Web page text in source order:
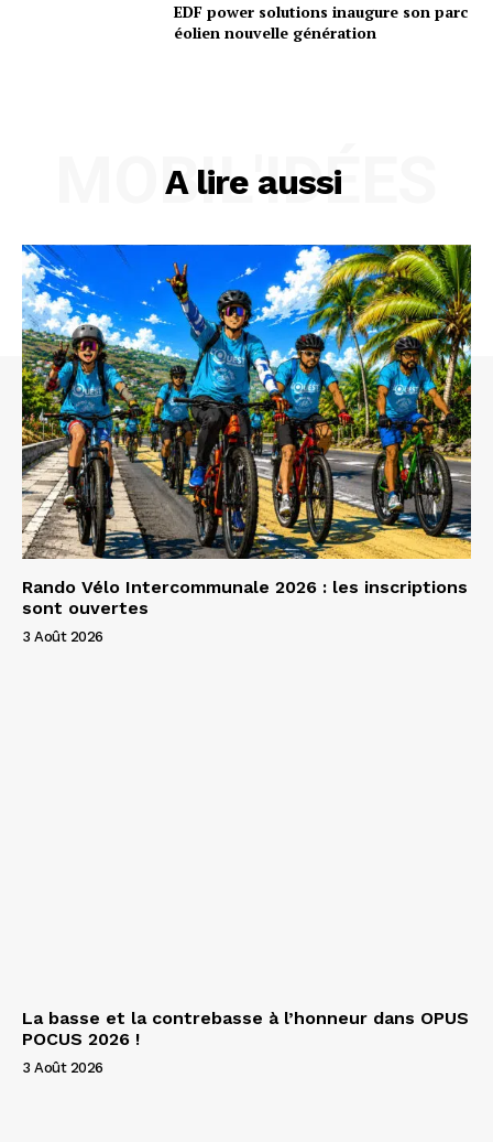
EDF power solutions inaugure son parc
éolien nouvelle génération
A lire aussi
MOBIL'IDÉES
Rando Vélo Intercommunale 2026 : les inscriptions
sont ouvertes
3 Août 2026
La basse et la contrebasse à l’honneur dans OPUS
POCUS 2026 !
3 Août 2026